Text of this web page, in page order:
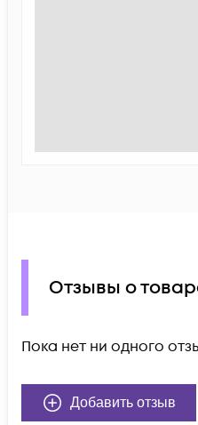
Отзывы о
Пока нет ни одного
Добавить отзыв